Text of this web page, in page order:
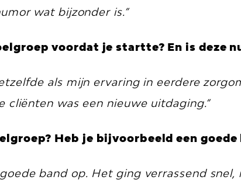
wat bijzonder is.”
voordat je startte? En is deze
als mijn ervaring in eerdere
cliënten was een nieuwe uitdaging.”
Heb je bijvoorbeeld een goede
band op. Het ging verrassend